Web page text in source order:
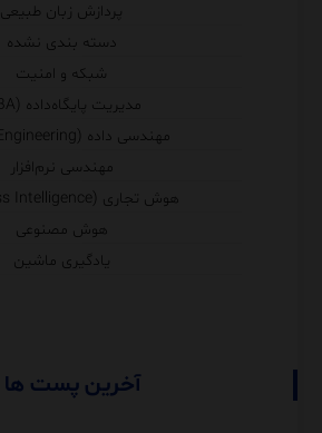
پردازش زبان طبیعی
دسته بندی نشده
شبکه و امنیت
مدیریت پایگاه‌داده (DBA)
مهندسی داده (Data Engineering)
مهندسی نرم‌افزار
هوش تجاری (Business Intelligence)
هوش مصنوعی
یادگیری ماشین
آخرین پست ها